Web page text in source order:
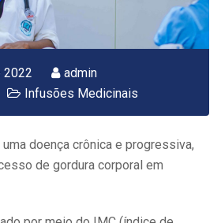
2022
admin
Infusões Medicinais
doença crônica e progressiva,
de gordura corporal em